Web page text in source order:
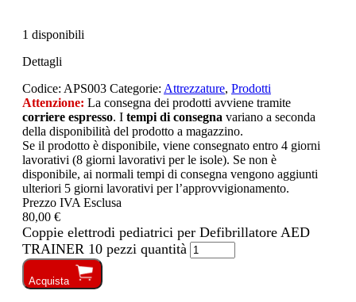
1 disponibili
Dettagli
Codice: APS003 Categorie: Attrezzature, Prodotti
Attenzione: La consegna dei prodotti avviene tramite
corriere espresso. I tempi di consegna variano a seconda
della disponibilità del prodotto a magazzino.
Se il prodotto è disponibile, viene consegnato entro 4 giorni
lavorativi (8 giorni lavorativi per le isole). Se non è
disponibile, ai normali tempi di consegna vengono aggiunti
ulteriori 5 giorni lavorativi per l’approvvigionamento.
Prezzo IVA Esclusa
80,00 €
Coppie elettrodi pediatrici per Defibrillatore AED
TRAINER 10 pezzi quantità
Acquista